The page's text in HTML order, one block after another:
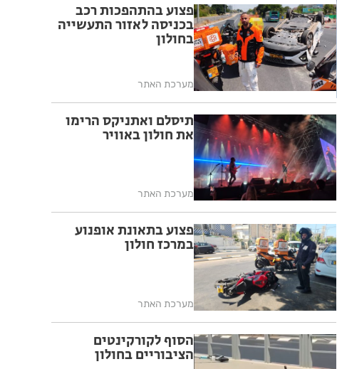
פצוע בהתהפכות רכב
בכניסה לאזור התעשייה
בחולון
מערכת האתר
תיסלם ואתניקס הרימו
את חולון באוויר
מערכת האתר
פצוע בתאונת אופנוע
במרכז חולון
מערכת האתר
הסוף לקורקינטים
הציבוריים בחולון